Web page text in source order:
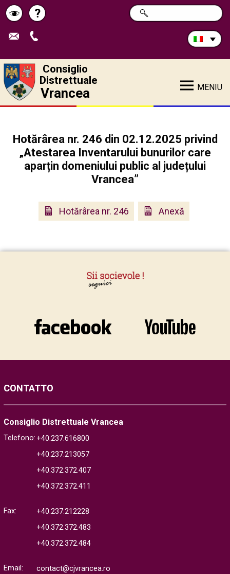
Schimbă
contrastul
Pagina
de
?
Cerca
nel
RICERCA
Consiglio
Distrettuale
Vrancea MENIU
Hotărârea nr. 246 din 02.12.2025 privind
„Atestarea Inventarului bunurilor care
aparțin domeniului public al județului
Vrancea”
Hotărârea nr. 246 Anexă
CONTATTO
Consiglio Distrettuale Vrancea
Telefono: +40.237.616800
+40.237.213057
+40.372.372.407
+40.372.372.411
Fax:
+40.237.212228
+40.372.372.483
+40.372.372.484
Email: contact@cjvrancea.ro